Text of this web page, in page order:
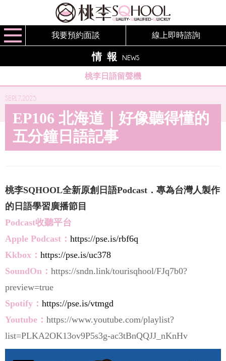
我要預約面談 線上即時諮詢
情報 NEWS
桃李日語留聲機
SEP.17,2025
EP106 北海道｜好像聽得懂的
五分鐘日語記事
桃李SQHOOL全新原創日語Podcast．專為台灣人製作
的日語學習廣播節目
Podcast收聽平台
Apple Podcast： https://pse.is/rbf6q
Kkbox： https://pse.is/uc378
SoundOn： https://sndn.link/tourisqhool/FJq7b0?
preview=true
Spotify： https://pse.is/vtmgd
Youtube： https://www.youtube.com/playlist?
list=PLKA2OK13ov9P5s3g-ac3tBnQQJJ_nKnHv